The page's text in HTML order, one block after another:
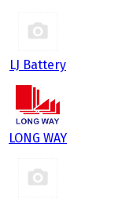
LJ Battery
LONG WAY